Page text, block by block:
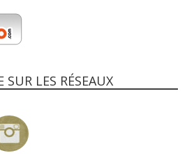
LES RÉSEAUX